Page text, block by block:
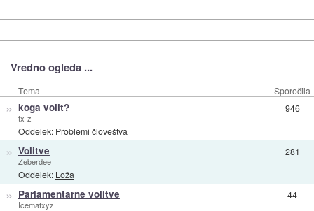
Vredno ogleda ...
Tema Sporočila
» koga volit?
tx-z
Oddelek: Problemi človeštva
946
» Volitve
Zeberdee
Oddelek: Loža
281
» Parlamentarne volitve
Icematxyz
44